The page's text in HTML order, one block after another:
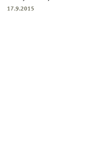
17.9.2015